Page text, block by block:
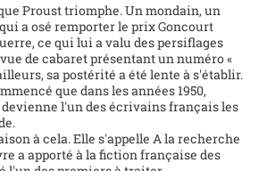
Proust triomphe. Un mondain, un
a osé remporter le prix Goncourt
ce qui lui a valu des persiflages
de cabaret présentant un numéro «
sa postérité a été lente à s'établir.
que dans les années 1950,
l'un des écrivains français les
à cela. Elle s'appelle A la recherche
a apporté à la fiction française des